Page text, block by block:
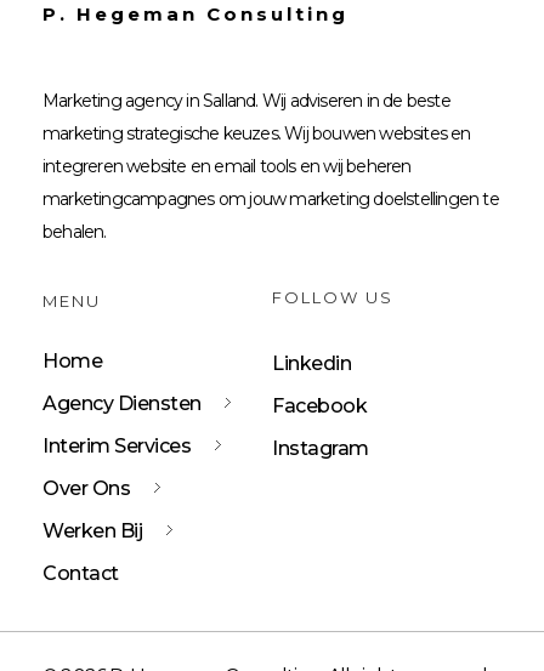
P. Hegeman Consulting
Marketing agency in Salland. Wij adviseren in de beste
marketing strategische keuzes. Wij bouwen websites en
integreren website en email tools en wij beheren
marketingcampagnes om jouw marketing doelstellingen te
behalen.
MENU
Home
Agency Diensten
Interim Services
Over Ons
Werken Bij
Contact
FOLLOW US
Linkedin
Facebook
Instagram